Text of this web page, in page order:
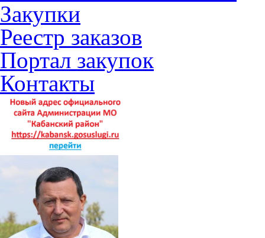
Закупки
Реестр заказов
Портал закупок
Контакты